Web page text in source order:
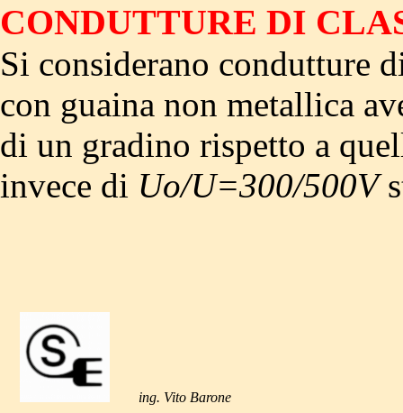
CONDUTTURE DI
Si considerano condutture
con guaina non metallica
di un gradino rispetto a
invece di Uo/U=300/500V
ing. Vito Barone